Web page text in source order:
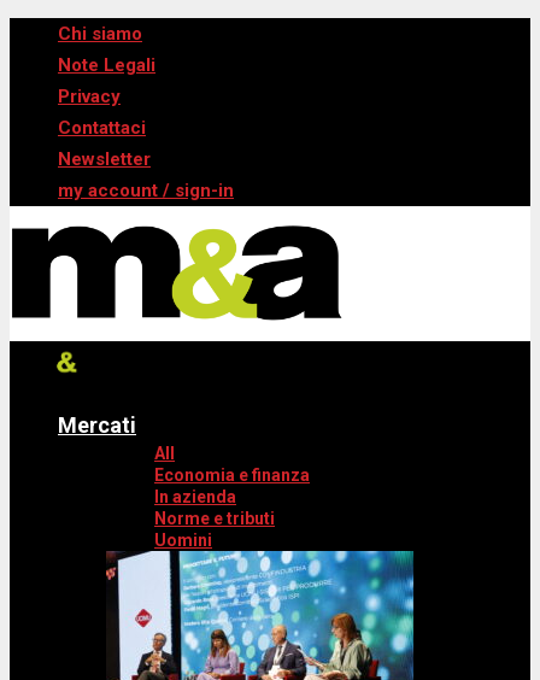
Chi siamo
Note Legali
Privacy
Contattaci
Newsletter
my account / sign-in
Mercati
All
Economia e finanza
In azienda
Norme e tributi
Uomini